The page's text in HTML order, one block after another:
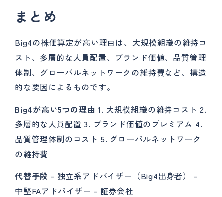
まとめ
Big4の株価算定が高い理由は、大規模組織の維持コ
スト、多層的な人員配置、ブランド価値、品質管理
体制、グローバルネットワークの維持費など、構造
的な要因によるものです。
Big4が高い5つの理由 1. 大規模組織の維持コスト 2.
多層的な人員配置 3. ブランド価値のプレミアム 4.
品質管理体制のコスト 5. グローバルネットワーク
の維持費
代替手段 – 独立系アドバイザー（Big4出身者） –
中堅FAアドバイザー – 証券会社